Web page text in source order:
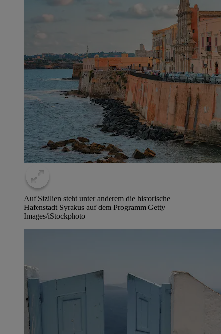
Auf Sizilien steht unter anderem die historische
Hafenstadt Syrakus auf dem Programm.Getty
Images/iStockphoto